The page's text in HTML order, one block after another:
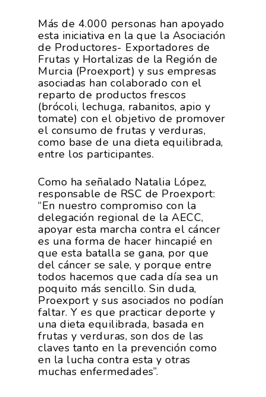
Más de 4.000 personas han apoyado
esta iniciativa en la que la Asociación
de Productores- Exportadores de
Frutas y Hortalizas de la Región de
Murcia (Proexport) y sus empresas
asociadas han colaborado con el
reparto de productos frescos
(brócoli, lechuga, rabanitos, apio y
tomate) con el objetivo de promover
el consumo de frutas y verduras,
como base de una dieta equilibrada,
entre los participantes.
Como ha señalado Natalia López,
responsable de RSC de Proexport:
“En nuestro compromiso con la
delegación regional de la AECC,
apoyar esta marcha contra el cáncer
es una forma de hacer hincapié en
que esta batalla se gana, por que
del cáncer se sale, y porque entre
todos hacemos que cada día sea un
poquito más sencillo. Sin duda,
Proexport y sus asociados no podían
faltar. Y es que practicar deporte y
una dieta equilibrada, basada en
frutas y verduras, son dos de las
claves tanto en la prevención como
en la lucha contra esta y otras
muchas enfermedades”.